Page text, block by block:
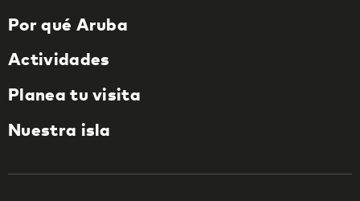
Por qué Aruba
Actividades
Planea tu visita
Nuestra isla